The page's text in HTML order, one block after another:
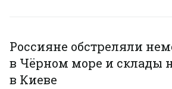
Россияне обстреляли
в Чёрном море и склады
в Киеве